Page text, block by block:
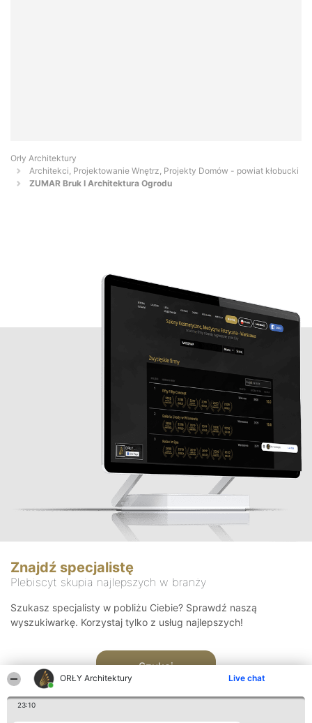
ORŁY Architektury Live chat
23:10
Orły Architektury
Architekci, Projektowanie Wnętrz, Projekty Domów - powiat kłobucki
ZUMAR Bruk I Architektura Ogrodu
Znajdź specjalistę
Plebiscyt skupia najlepszych w branży
Szukasz specjalisty w pobliżu Ciebie? Sprawdź naszą
wyszukiwarkę. Korzystaj tylko z usług najlepszych!
Szukaj